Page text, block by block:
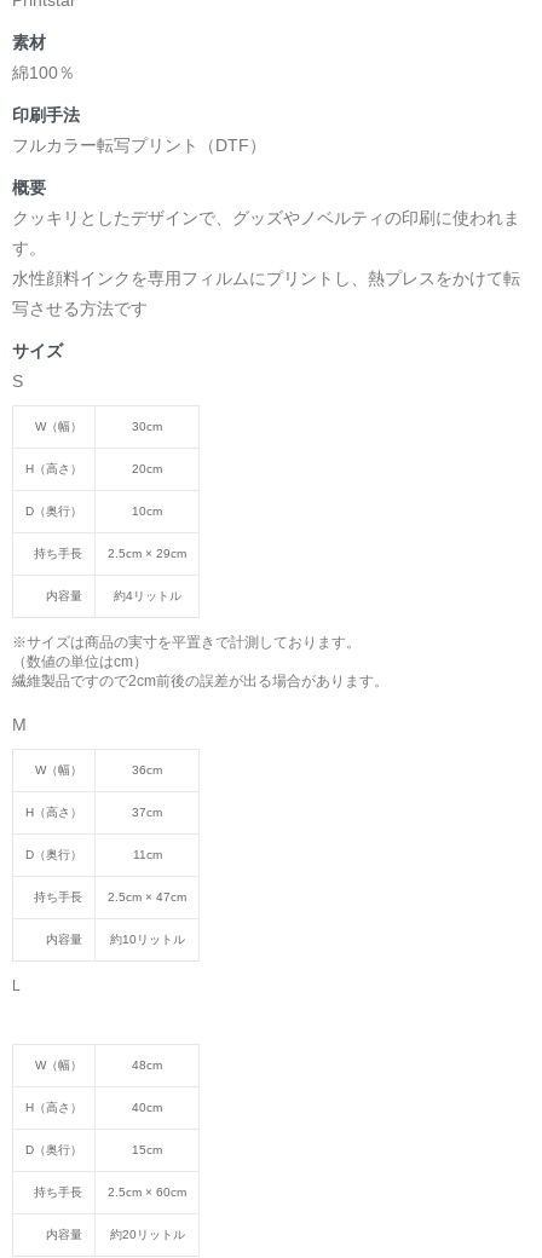
素材
綿100％
印刷手法
フルカラー転写プリント（DTF）
概要
クッキリとしたデザインで、グッズやノベルティの印刷に使われま
す。
水性顔料インクを専用フィルムにプリントし、熱プレスをかけて転
写させる方法です
サイズ
S
W（幅） 30cm
H（高さ） 20cm
D（奥行） 10cm
持ち手長 2.5cm × 29cm
内容量 約4リットル
※サイズは商品の実寸を平置きで計測しております。
（数値の単位はcm）
繊維製品ですので2cm前後の誤差が出る場合があります。
M
W（幅） 36cm
H（高さ） 37cm
D（奥行） 11cm
持ち手長 2.5cm × 47cm
内容量 約10リットル
L
W（幅） 48cm
H（高さ） 40cm
D（奥行） 15cm
持ち手長 2.5cm × 60cm
内容量 約20リットル